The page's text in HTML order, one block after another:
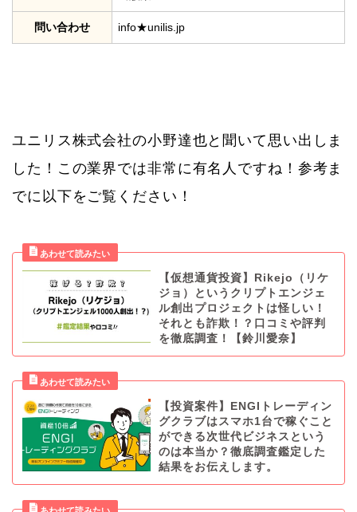
問い合わせ info★unilis.jp
ユニリス株式会社の小野達也と聞いて思い出しま
した！この業界では非常に有名人ですね！参考ま
でに以下をご覧ください！
【仮想通貨投資】Rikejo（リケ
ジョ）というクリプトエンジェ
ル創出プロジェクトは怪しい！
それとも詐欺！？口コミや評判
を徹底調査！【鈴川愛奈】
【投資案件】ENGIトレーディン
グクラブはスマホ1台で稼ぐこと
ができる次世代ビジネスという
のは本当か？徹底調査鑑定した
結果をお伝えします。